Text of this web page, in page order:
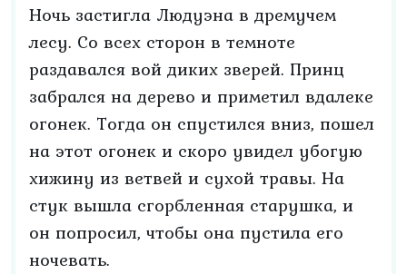
Ночь застигла Людуэна в дремучем
лесу. Со всех сторон в темноте
раздавался вой диких зверей. Принц
забрался на дерево и приметил вдалеке
огонек. Тогда он спустился вниз, пошел
на этот огонек и скоро увидел убогую
хижину из ветвей и сухой травы. На
стук вышла сгорбленная старушка, и
он попросил, чтобы она пустила его
ночевать.